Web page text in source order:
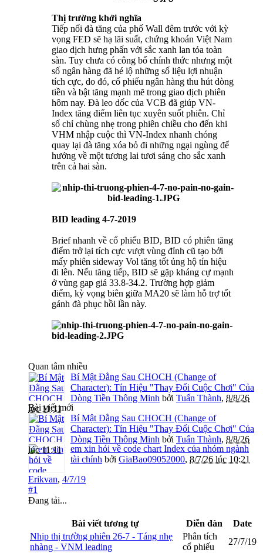
Thị trường khởi nghĩa
Tiếp nối đà tăng của phố Wall đêm trước với kỳ
vọng FED sẽ hạ lãi suất, chứng khoán Việt Nam
giao dịch hưng phấn với sắc xanh lan tỏa toàn
sàn. Tuy chưa có công bố chính thức nhưng một
số ngân hàng đã hé lộ những số liệu lợi nhuận
tích cực, do đó, cổ phiếu ngân hàng thu hút dòng
tiền và bật tăng mạnh mẽ trong giao dịch phiên
hôm nay. Đà leo dốc của VCB đã giúp VN-
Index tăng điểm liên tục xuyên suốt phiên. Chỉ
số chỉ chùng nhẹ trong phiên chiều cho đến khi
VHM nhập cuộc thì VN-Index nhanh chóng
quay lại đà tăng xóa bỏ đi những ngại ngùng để
hướng về một tương lai tươi sáng cho sắc xanh
trên cả hai sàn.
BID leading 4-7-2019
Brief nhanh về cổ phiếu BID, BID có phiên tăng
điểm trở lại tích cực vượt vùng đỉnh cũ tạo bởi
mấy phiên sideway Vol tăng tốt ủng hộ tín hiệu
đi lên. Nếu tăng tiếp, BID sẽ gặp kháng cự mạnh
ở vùng gap giá 33.8-34.2. Trường hợp giảm
điểm, kỳ vọng biên giữa MA20 sẽ làm hỗ trợ tốt
gánh đà phục hồi lần này.
Quan tâm nhiều
Bí Mật Đằng Sau CHOCH (Change of
Character): Tín Hiệu "Thay Đổi Cuộc Chơi" Của
Dòng Tiền Thông Minh bởi Tuấn Thành, 8/8/26
lúc 11:11
Bài viết mới
Bí Mật Đằng Sau CHOCH (Change of
Character): Tín Hiệu "Thay Đổi Cuộc Chơi" Của
Dòng Tiền Thông Minh bởi Tuấn Thành, 8/8/26
lúc 11:11
em xin hỏi về code chart Index của nhóm ngành
tài chính bởi GiaBao09052000, 8/7/26 lúc 10:21
Erikvan, 4/7/19
#1
Đang tải...
Bài viết tương tự Diễn đàn
Date
Nhịp thị trường phiên 26-7 - Táng nhẹ
nhàng - VNM leading
Phân tích
cổ phiếu
27/7/19